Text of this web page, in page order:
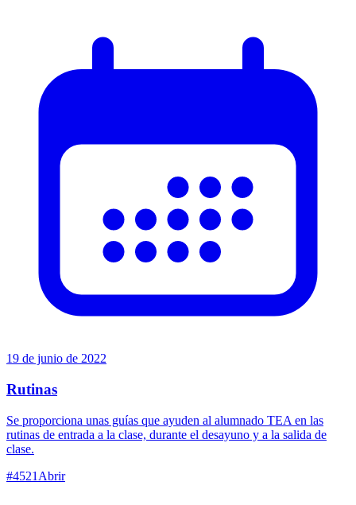
19 de junio de 2022
Rutinas
Se proporciona unas guías que ayuden al alumnado TEA en las
rutinas de entrada a la clase, durante el desayuno y a la salida de
clase.
#4521 Abrir